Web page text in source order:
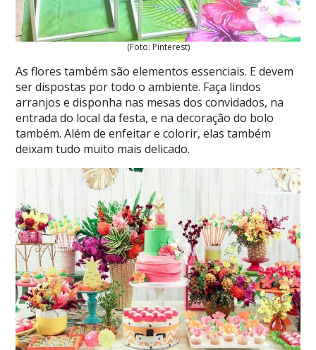
(Foto: Pinterest)
As flores também são elementos essenciais. E devem
ser dispostas por todo o ambiente. Faça lindos
arranjos e disponha nas mesas dos convidados, na
entrada do local da festa, e na decoração do bolo
também. Além de enfeitar e colorir, elas também
deixam tudo muito mais delicado.